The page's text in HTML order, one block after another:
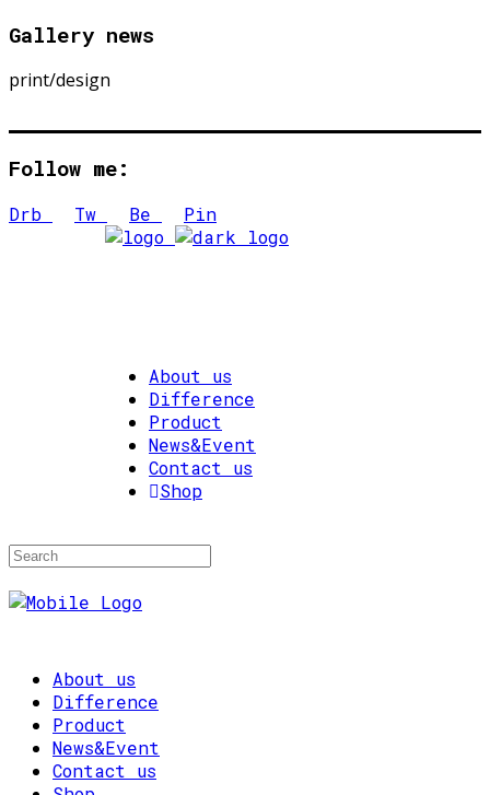
Gallery news
print/design
Follow me:
Drb Tw Be Pin
About us
Difference
Product
News&Event
Contact us
Shop
About us
Difference
Product
News&Event
Contact us